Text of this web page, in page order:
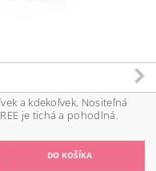
a kdekoľvek. Nositeľná
je tichá a pohodlná.